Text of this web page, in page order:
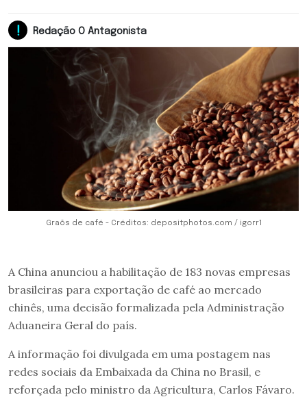
Redação O Antagonista
Graõs de café - Créditos: depositphotos.com / igorr1
A China anunciou a habilitação de 183 novas empresas
brasileiras para exportação de café ao mercado
chinês, uma decisão formalizada pela Administração
Aduaneira Geral do país.
A informação foi divulgada em uma postagem nas
redes sociais da Embaixada da China no Brasil, e
reforçada pelo ministro da Agricultura, Carlos Fávaro.